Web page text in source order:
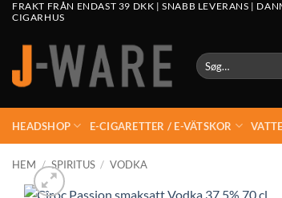
FRAKT FRÅN ENDAST 39 DKK | SNABB LEVERANS |
CIGARHUS
Søg
efter:
HEADSHOP E-CIGARETTER / E-VÄTSKOR
HEM / SPIRITUS / VODKA